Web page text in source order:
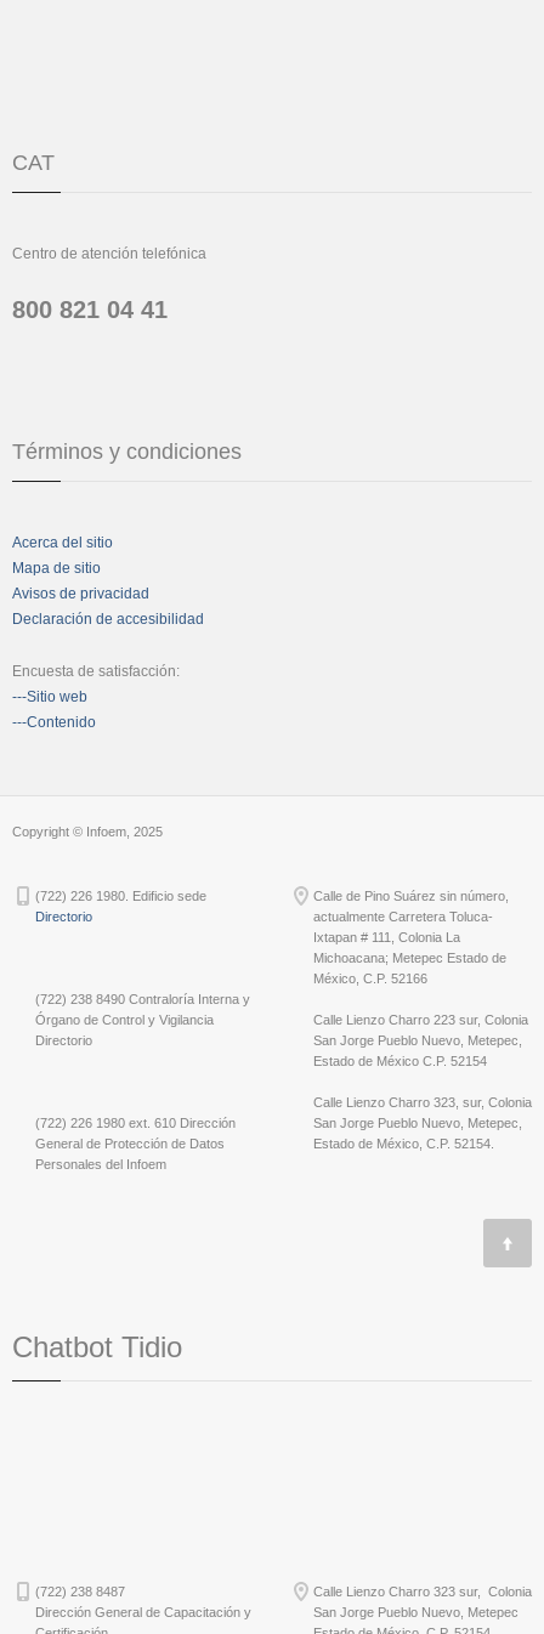
CAT
Centro de atención telefónica
800 821 04 41
Términos y condiciones
Acerca del sitio
Mapa de sitio
Avisos de privacidad
Declaración de accesibilidad
Encuesta de satisfacción:
---Sitio web
---Contenido
Copyright © Infoem, 2025
(722) 226 1980. Edificio sede
Directorio
(722) 238 8490 Contraloría Interna y
Órgano de Control y Vigilancia
Directorio
(722) 226 1980 ext. 610 Dirección
General de Protección de Datos
Personales del Infoem
Calle de Pino Suárez sin número,
actualmente Carretera Toluca-
Ixtapan # 111, Colonia La
Michoacana; Metepec Estado de
México, C.P. 52166
Calle Lienzo Charro 223 sur, Colonia
San Jorge Pueblo Nuevo, Metepec,
Estado de México C.P. 52154
Calle Lienzo Charro 323, sur, Colonia
San Jorge Pueblo Nuevo, Metepec,
Estado de México, C.P. 52154.
Chatbot Tidio
(722) 238 8487
Dirección General de Capacitación y
Calle Lienzo Charro 323 sur, Colonia
San Jorge Pueblo Nuevo, Metepec